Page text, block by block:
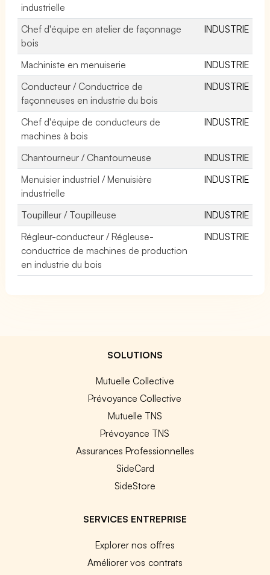
industrielle
Chef d'équipe en atelier de façonnage
bois
INDUSTRIE
Machiniste en menuiserie
INDUSTRIE
Conducteur / Conductrice de
façonneuses en industrie du bois
INDUSTRIE
Chef d'équipe de conducteurs de
machines à bois
INDUSTRIE
Chantourneur / Chantourneuse
INDUSTRIE
Menuisier industriel / Menuisière
industrielle
INDUSTRIE
Toupilleur / Toupilleuse
INDUSTRIE
Régleur-conducteur / Régleuse-
conductrice de machines de production
en industrie du bois
INDUSTRIE
SOLUTIONS
Mutuelle Collective
Prévoyance Collective
Mutuelle TNS
Prévoyance TNS
Assurances Professionnelles
SideCard
SideStore
SERVICES ENTREPRISE
Explorer nos offres
Améliorer vos contrats